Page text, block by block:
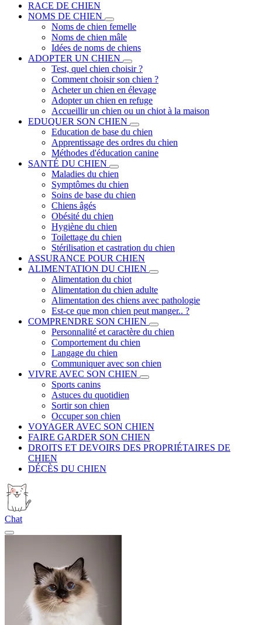
RACE DE CHIEN
NOMS DE CHIEN
Noms de chien femelle
Noms de chien mâle
Idées de noms de chiens
ADOPTER UN CHIEN
Test, quel chien choisir ?
Comment choisir son chien ?
Acheter un chien en élevage
Adopter un chien en refuge
Accueillir un chien ou un chiot à la maison
EDUQUER SON CHIEN
Education de base du chien
Apprentissage des ordres du chien
Méthodes d'éducation canine
SANTÉ DU CHIEN
Maladies du chien
Symptômes du chien
Soins de base du chien
Chiens âgés
Obésité du chien
Hygiène du chien
Toilettage du chien
Stérilisation et castration du chien
ASSURANCE POUR CHIEN
ALIMENTATION DU CHIEN
Alimentation du chiot
Alimentation du chien adulte
Alimentation des chiens avec pathologie
Est-ce que mon chien peut manger.. ?
COMPRENDRE SON CHIEN
Personnalité et caractère du chien
Comportement du chien
Langage du chien
Communiquer avec son chien
VIVRE AVEC SON CHIEN
Sports canins
Astuces du quotidien
Sortir son chien
Occuper son chien
VOYAGER AVEC SON CHIEN
FAIRE GARDER SON CHIEN
DROITS ET DEVOIRS DES PROPRIÉTAIRES DE
CHIEN
DÉCÈS DU CHIEN
Chat